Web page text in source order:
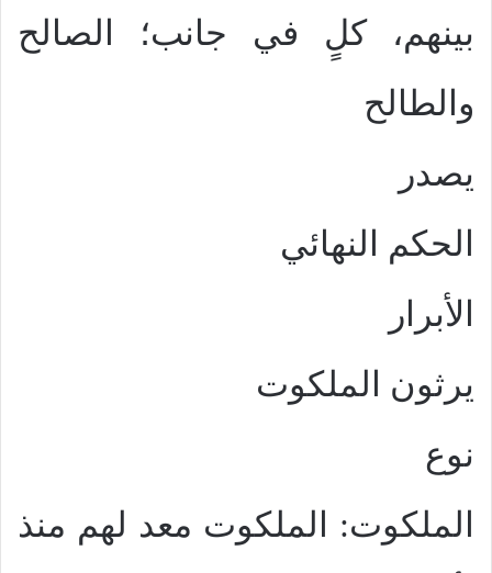
بينهم، كلٍ في جانب؛ الصالح
والطالح
يصدر
الحكم النهائي
الأبرار
يرثون الملكوت
نوع
الملكوت: الملكوت معد لهم منذ